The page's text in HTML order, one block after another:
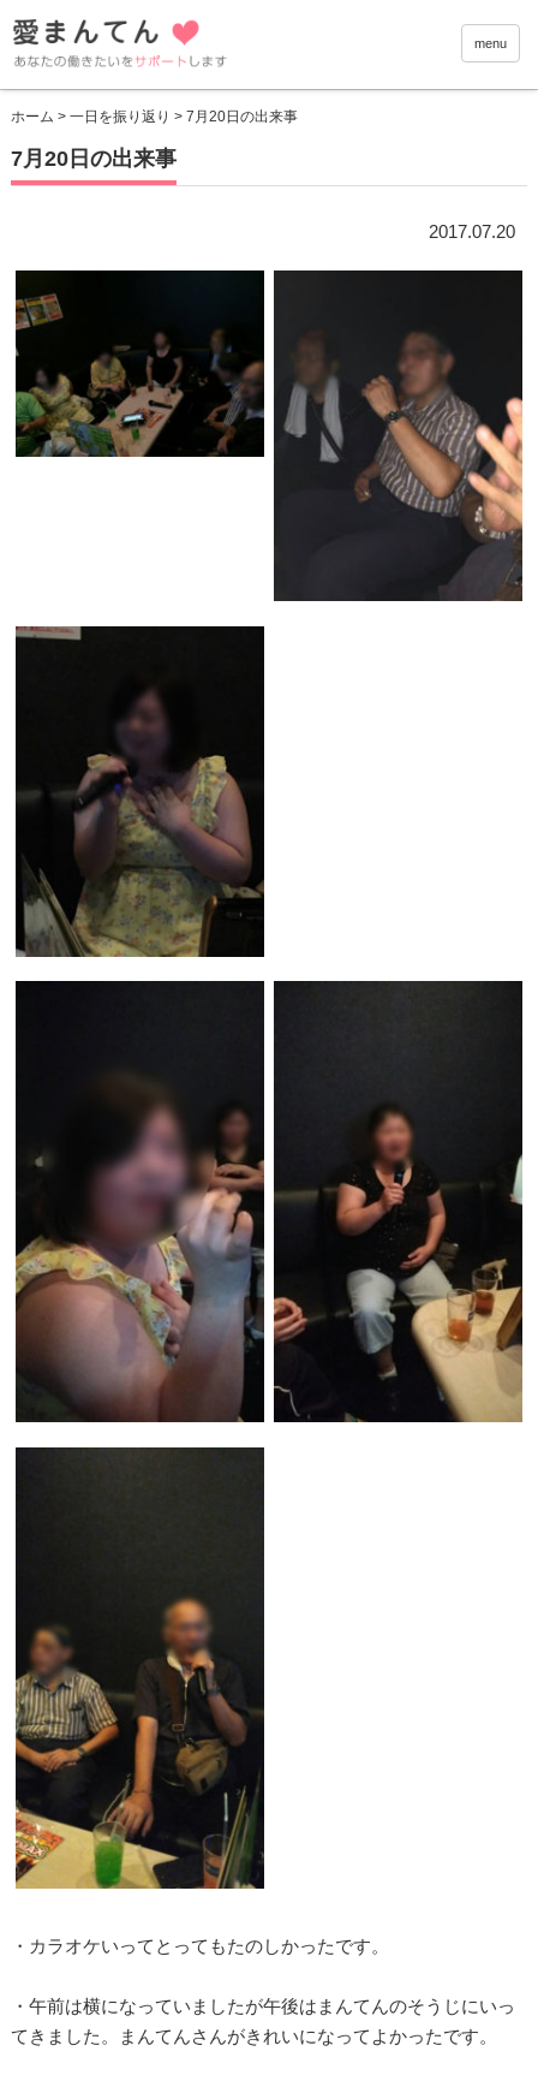
愛まん
menu
ホーム > 一日を振り返り > 7月20日の出来事
7月20日の出来事
2017.07.20
・カラオケいってとってもたのしかったです。
・午前は横になっていましたが午後はまんてんのそうじにいっ
てきました。まんてんさんがきれいになってよかったです。